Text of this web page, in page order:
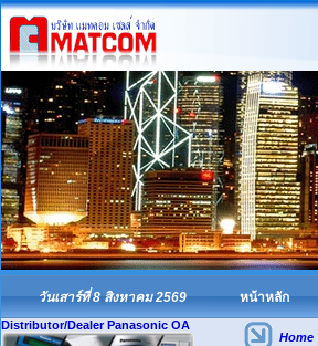
วันเสาร์ที่ 8 สิงหาคม 2569 หน้าหลัก
Distributor/Dealer Panasonic OA
Home